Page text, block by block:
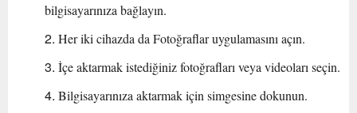
bilgisayarınıza bağlayın.
Her iki cihazda da Fotoğraflar uygulamasını açın.
İçe aktarmak istediğiniz fotoğrafları veya videoları seçin.
Bilgisayarınıza aktarmak için simgesine dokunun.